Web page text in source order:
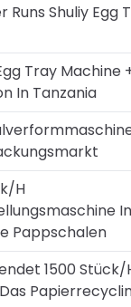
Runs Shuliy Egg
Tray Machine
In Tanzania
h
Pappschalen
1500